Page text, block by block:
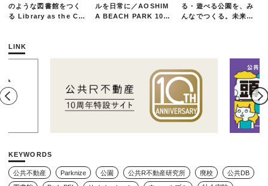
のような図書館をつく
る Library as the Cit
ルを日常に／AOSHIM
A BEACH PARK 10年
る・遊べる公園を、み
んなでつくる。未来の
LINK
KEYWORDS
公共不動産 Parknize 公園 公共R不動産研究所 廃校 公共DB